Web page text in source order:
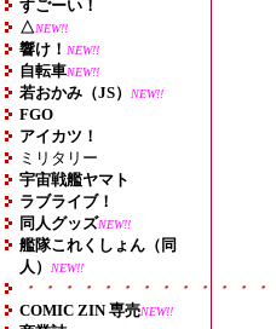
すごーい！
△NEW!!
響け！ NEW!!
自転車NEW!!
若おかみ（JS） NEW!!
FGO
アイカツ！
ミリタリー
宇宙戦艦ヤマト
ラブライブ！
同人グッズNEW!!
艦隊これくしょん（同
人）
NEW!!
・・・・・・・・・・・・・
COMIC ZIN 専売NEW!!